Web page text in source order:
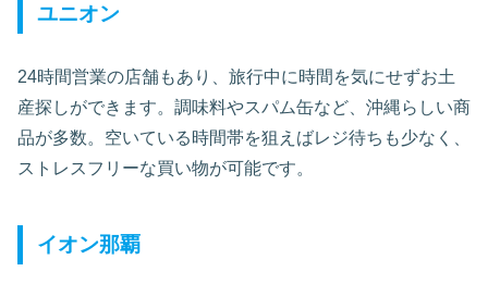
ユニオン
24時間営業の店舗もあり、旅行中に時間を気にせずお土
産探しができます。調味料やスパム缶など、沖縄らしい商
品が多数。空いている時間帯を狙えばレジ待ちも少なく、
ストレスフリーな買い物が可能です。
イオン那覇